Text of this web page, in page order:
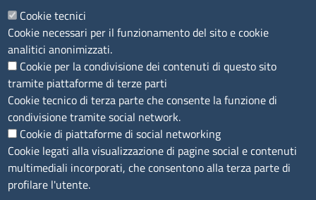
Informative privacy e cookie
Verifiche PA
Attuazione misure PNRR
Modulistica
SEGUICI SU
Cookie tecnici
Cookie necessari per il funzionamento del sito e cookie
analitici anonimizzati.
Cookie per la condivisione dei contenuti di questo sito
tramite piattaforme di terze parti
Cookie tecnico di terza parte che consente la funzione di
condivisione tramite social network.
Cookie di piattaforme di social networking
Cookie legati alla visualizzazione di pagine social e contenuti
multimediali incorporati, che consentono alla terza parte di
profilare l'utente.